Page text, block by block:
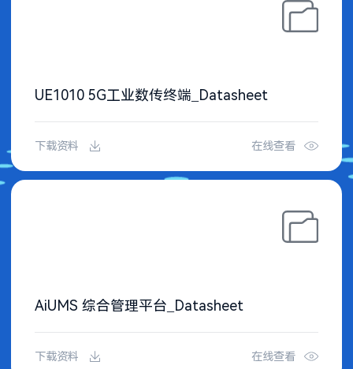
UE1010 5G工业数传终端_Datasheet
下载资料 在线查看
AiUMS 综合管理平台_Datasheet
下载资料 在线查看